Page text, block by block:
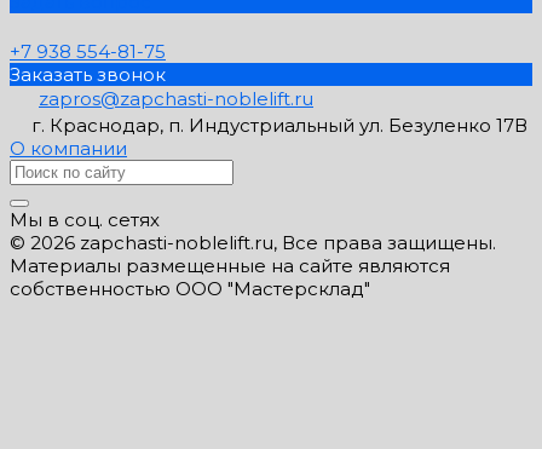
+7 938 554-81-75
Заказать звонок
zapros@zapchasti-noblelift.ru
г. Краснодар, п. Индустриальный ул. Безуленко 17В
О компании
Мы в соц. сетях
© 2026 zapchasti-noblelift.ru, Все права защищены.
Материалы размещенные на сайте являются
собственностью ООО "Мастерсклад"